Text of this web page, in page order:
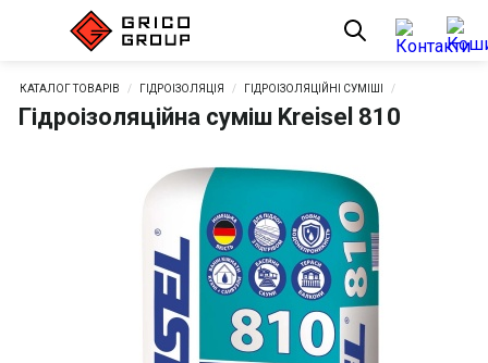
КАТАЛОГ ТОВАРІВ ГІДРОІЗОЛЯЦІЯ ГІДРОІЗОЛЯЦІЙНІ СУМІШІ
Гідроізоляційна суміш Kreisel 810